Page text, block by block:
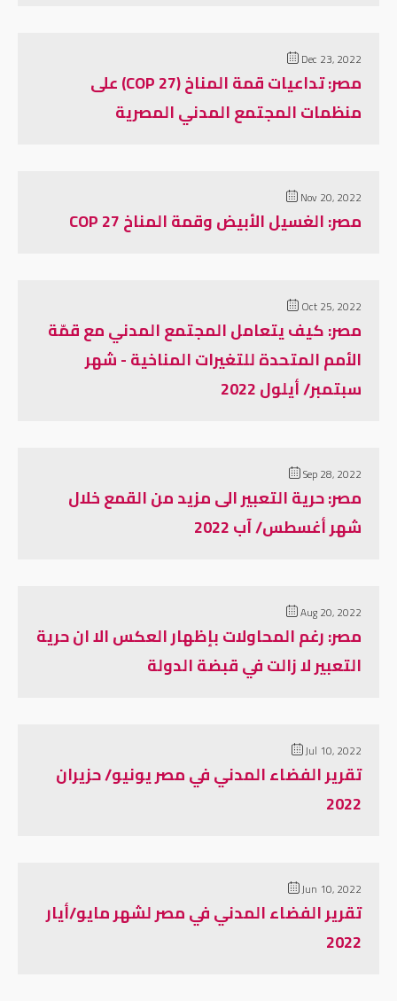
Dec 23, 2022
مصر: تداعيات قمة المناخ (COP 27) على
منظمات المجتمع المدني المصرية
Nov 20, 2022
مصر: الغسيل الأبيض وقمة المناخ COP 27
Oct 25, 2022
مصر: كيف يتعامل المجتمع المدني مع قمّة
الأمم المتحدة للتغيرات المناخية - شهر
سبتمبر/ أيلول 2022
Sep 28, 2022
مصر: حرية التعبير الى مزيد من القمع خلال
شهر أغسطس/ آب 2022
Aug 20, 2022
مصر: رغم المحاولات بإظهار العكس الا ان حرية
التعبير لا زالت في قبضة الدولة
Jul 10, 2022
تقرير الفضاء المدني في مصر يونيو/ حزيران
2022
Jun 10, 2022
تقرير الفضاء المدني في مصر لشهر مايو/أيار
2022